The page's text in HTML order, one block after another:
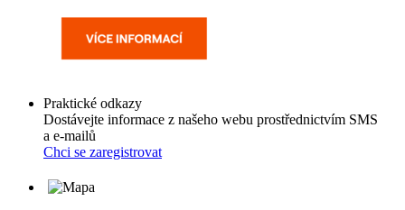
Praktické odkazy
Dostávejte informace z našeho webu prostřednictvím SMS
a e-mailů
Chci se zaregistrovat